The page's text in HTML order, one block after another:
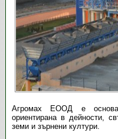
Агромах ЕООД е
ориентирана в дейности,
земи и зърнени култури.